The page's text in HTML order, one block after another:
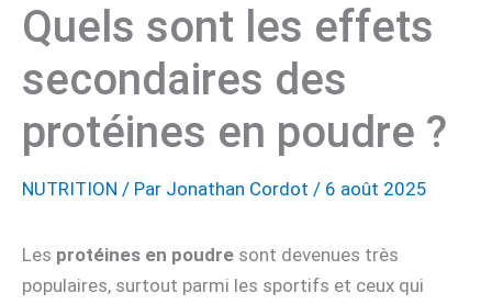
Quels sont les effets
secondaires des
protéines en poudre ?
NUTRITION / Par Jonathan Cordot / 6 août 2025
Les protéines en poudre sont devenues très
populaires, surtout parmi les sportifs et ceux qui